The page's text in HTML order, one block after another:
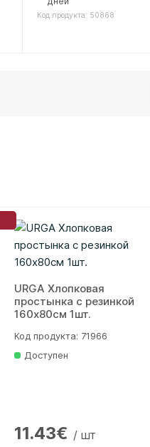
Код продукта: 50868
URGA Хлопковая
простынка с резинкой
160x80см 1шт.
Код продукта: 71966
Доступен
11.43€ / шт